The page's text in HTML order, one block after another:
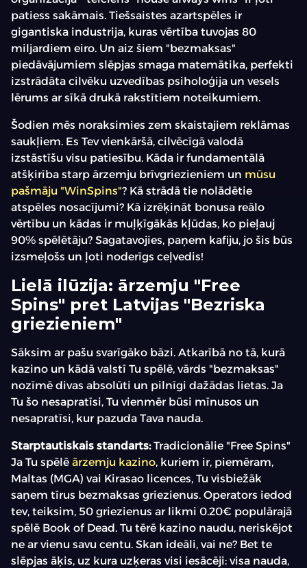
patiess sakāmais. Tiešsaistes azartspēles ir
gigantiska industrija, kuras vērtība tuvojas 80
miljardiem eiro. Un aiz šiem "bezmaksas"
piedāvājumiem slēpjas smaga matemātika, perfekti
izstrādāta cilvēku uzvedības psiholoģija un vesels
lērums ar sīkā drukā rakstītiem noteikumiem.
Šodien mēs noraksimies zem skaistajiem reklāmas
saukļiem. Es Tev vienkāršā, cilvēcīgā valodā
izstāstīšu visu patiesību. Kāda ir fundamentālā
atšķirība starp ārzemju brīvgriezieniem un mūsu
pašmāju "WinSpins"? Kā strādā tie nolādētie
atspēles nosacījumi? Kā izrēķināt bonusa reālo
vērtību un kādas ir muļķīgākās kļūdas, ko pieļauj
90% spēlētāju? Sagatavojies, paņem kafiju, jo šis būs
izsmeļošs un ļoti noderīgs ceļvedis!
Lielā ilūzija: ārzemju "Free
Spins" pret Latvijas "Bezriska
griezieniem"
Sāksim ar pašu svarīgāko bāzi. Atkarībā no tā, kurā
kazino un kādā valstī Tu spēlē, vārds "bezmaksas"
nozīmē divas absolūti un pilnīgi dažādas lietas. Ja
Tu šo nesapratīsi, Tu vienmēr būsi mīnusos un
nesapratīsi, kur pazuda Tava nauda.
Starptautiskais standarts:Tradicionālie "Free Spins"
Ja Tu spēlē ārzemju kazino, kuriem ir, piemēram,
Maltas (MGA) vai Kirasao licences, Tu visbiežāk
saņem tīrus bezmaksas griezienus. Operators iedod
tev, teiksim, 50 griezienus ar likmi 0.20€ populārajā
spēlē Book of Dead. Tu tērē kazino naudu, neriskējot
ne ar vienu savu centu. Skan ideāli, vai ne? Bet te
slēpjas āķis, uz kura uzķeras visi iesācēji: visa nauda,